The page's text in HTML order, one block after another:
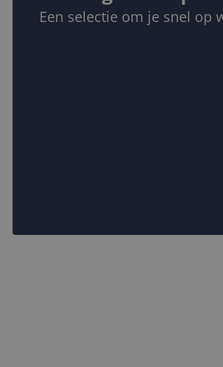
Een selectie om je snel op